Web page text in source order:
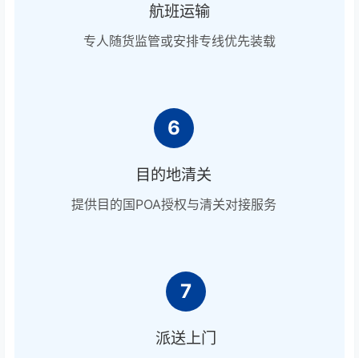
航班运输
专人随货监管或安排专线优先装载
6
目的地清关
提供目的国POA授权与清关对接服务
7
派送上门